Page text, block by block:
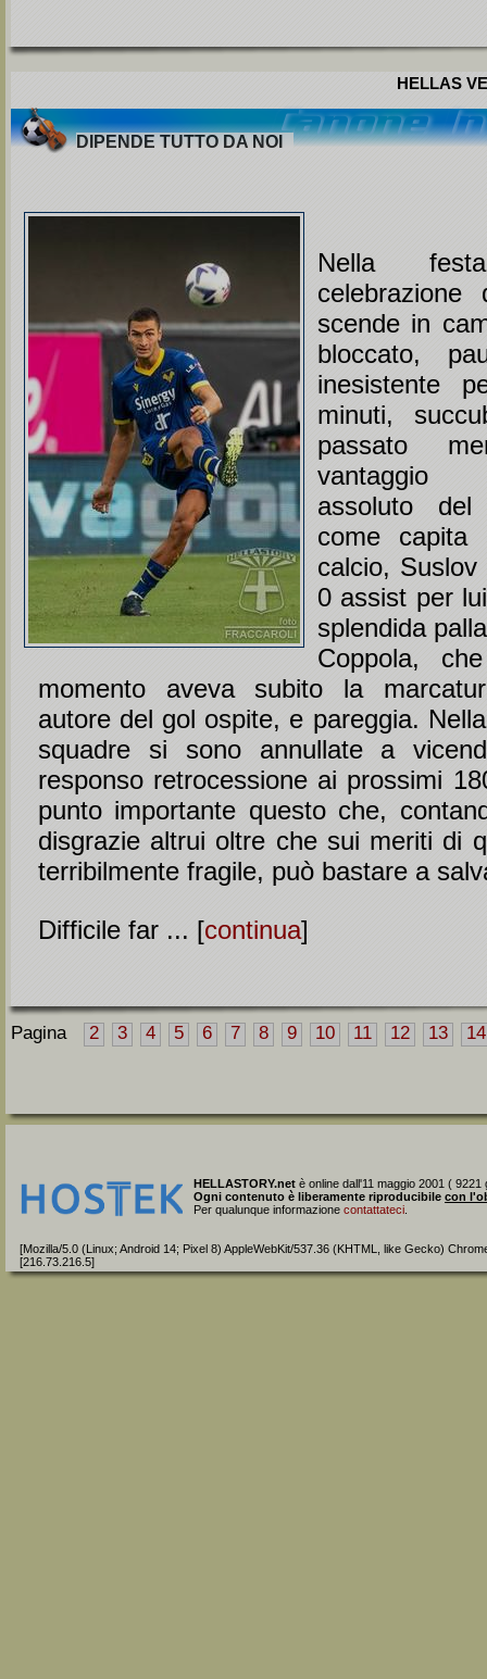
HELLAS
DIPENDE TUTTO DA NOI
Nella
celebrazione
scende in
bloccato,
inesistente
minuti,
passato
vantaggio
assoluto
come
calcio,
0 assist per
splendida
Coppola,
momento aveva subito la
autore del gol ospite, e pareggia.
squadre si sono annullate a
responso retrocessione ai prossimi
punto importante questo che,
disgrazie altrui oltre che sui meriti di
terribilmente fragile, può bastare a
Difficile far ... [continua]
Pagina 2 3 4 5 6 7 8 9 10 11 12 13 14
HELLASTORY.net è online dall'11 maggio 2001 ( 9221
Ogni contenuto è liberamente riproducibile con
Per qualunque informazione contattateci
[Mozilla/5.0 (Linux; Android 14; Pixel 8) AppleWebKit/537.36 (KHTML, like Gecko)
[216.73.216.5]